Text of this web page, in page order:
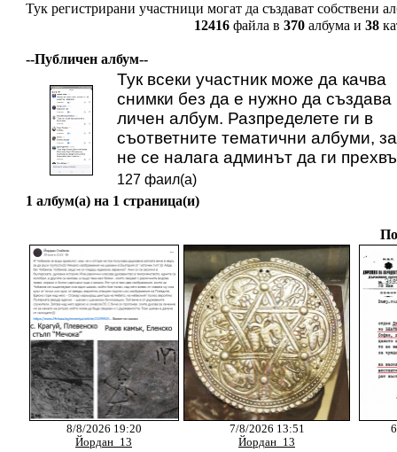
Тук регистрирани участници могат да създават собствени
12416файла в 370албума и 38
--Публичен албум--
Тук всеки участник може да качва
снимки без да е нужно да създава
личен албум. Разпределете ги в
съответните тематични албуми,
не се налага админът да ги
127 фаил(а)
1 албум(а) на 1 страница(и)
8/8/2026 19:20
Йордан_13
7/8/2026 13:51
Йордан_13